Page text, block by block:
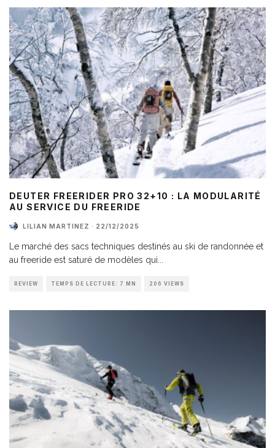
DEUTER FREERIDER PRO 32+10 : LA MODULARITÉ
AU SERVICE DU FREERIDE
LILIAN MARTINEZ · 22/12/2025
Le marché des sacs techniques destinés au ski de randonnée et
au freeride est saturé de modèles qui
REVIEW TEMPS DE LECTURE: 7 MN 206 VIEWS